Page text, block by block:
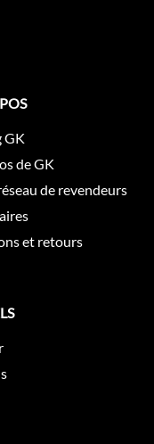
GK
de GK
de revendeurs
et retours